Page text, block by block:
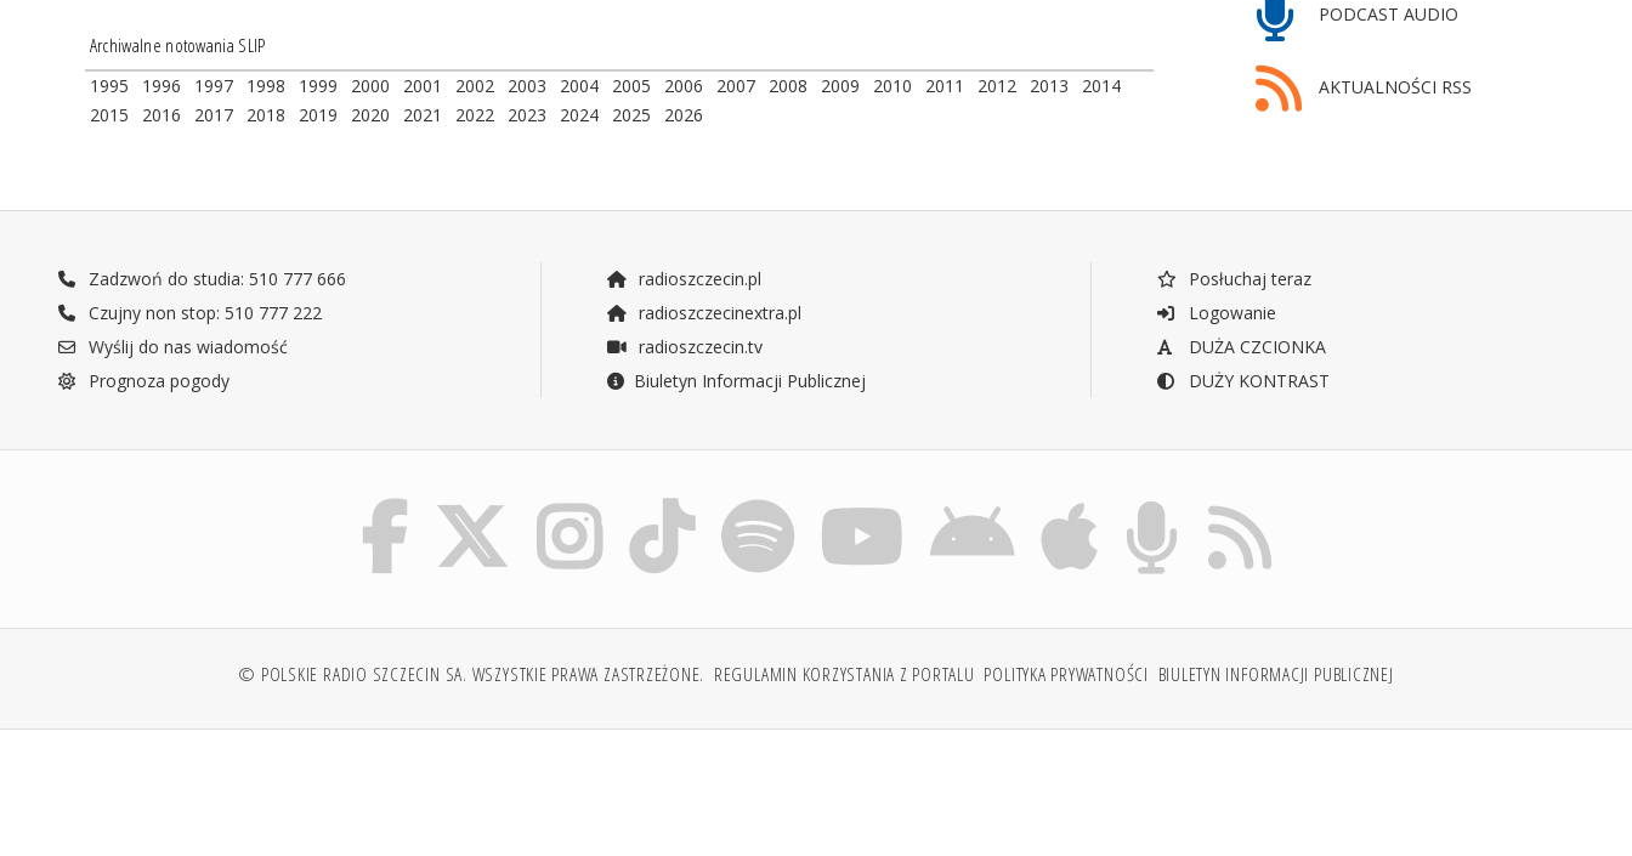
Archiwalne notowania SLIP
1995 1996 1997 1998 1999 2000 2001 2002 2003 2004 2005 2006 2007 2008 2009 2010 2011 2012 2013
2014
2015
2016 2017 2018 2019 2020 2021 2022 2023 2024 2025 2026
PODCAST AUDIO
AKTUALNOŚCI RSS
Zadzwoń do studia: 510 777 666
Czujny non stop: 510 777 222
Wyślij do nas wiadomość
Prognoza pogody
radioszczecin.pl
radioszczecinextra.pl
radioszczecin.tv
Biuletyn Informacji Publicznej
Posłuchaj teraz
Logowanie
DUŻA CZCIONKA
DUŻY KONTRAST
© POLSKIE RADIO SZCZECIN SA. WSZYSTKIE PRAWA ZASTRZEŻONE. REGULAMIN KORZYSTANIA Z PORTALU POLITYKA PRYWATNOŚCI BIULETYN INFORMACJI PUBLICZNEJ